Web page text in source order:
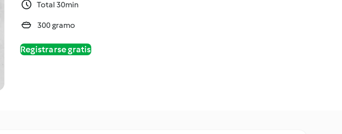
Total 30min
300 gramo
Registrarse gratis